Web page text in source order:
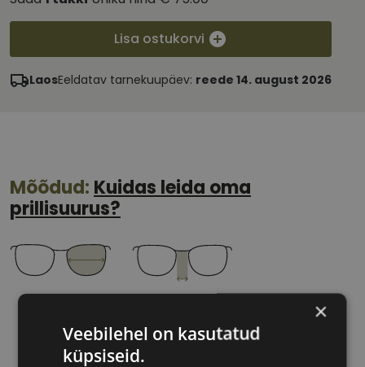
Lisa ostukorvi
LaosEeldatav tarnekuupäev: reede 14. august 2026
Mõõdud: Kuidas leida oma
prillisuurus?
Klaasi laius
(mm)
Ninavahe laius
(mm)
×
Veebilehel on kasutatud
küpsiseid.